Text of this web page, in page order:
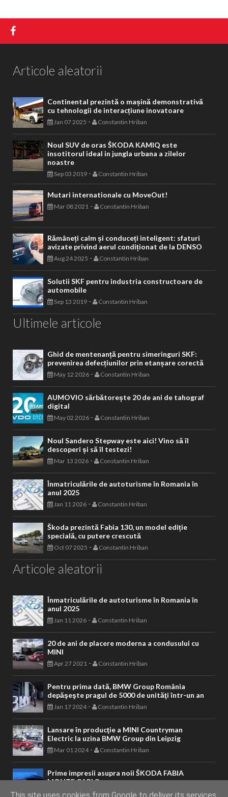
Articole aleatorii
Continental prezintă o mașină demonstrativă
cu tehnologii de interacțiune inovatoare
Jan 07 2025 - Constantin Hriban
Noul SUV de oras ŠKODA KAMIQ este
insotitorul ideal in jungla urbana a zilelor
noastre
Sep 03 2019 - Constantin Hriban
Mutari internationale cu MoveOut!
Mar 08 2021 - Constantin Hriban
Rămâneți calm și conduceți inteligent: sfaturi
avizate privind aerul condiționat de la DENSO
Aug 24 2025 - Constantin Hriban
Solutii SKF pentru industria constructoare de
automobile
Sep 13 2019 - Constantin Hriban
Ultimele articole
Ghid de mentenanță pentru simeringuri SKF:
prevenirea defecțiunilor prin etanșare corectă
May 12 2026 - Constantin Hriban
AUMOVIO sărbătorește 20 de ani de tahograf
digital
May 02 2026 - Constantin Hriban
Noul Sandero Stepway este aici! Vino să îl
descoperi și să îl testezi!
Mar 13 2026 - Constantin Hriban
Înmatriculările de autoturisme în Romania în
anul 2025
Jan 11 2026 - Constantin Hriban
Škoda prezintă Fabia 130, un model ediție
specială, cu putere crescută
Oct 07 2025 - Constantin Hriban
Articole aleatorii
Înmatriculările de autoturisme în Romania în
anul 2025
Jan 11 2026 - Constantin Hriban
20 de ani de placere moderna a condusului cu
MINI
Apr 27 2021 - Constantin Hriban
Pentru prima dată, BMW Group România
depăşeşte pragul de 5000 de unităţi într-un an
Jan 17 2024- Constantin Hriban
Lansare în producţie a MINI Countryman
Electric la uzina BMW Group din Leipzig
Mar 01 2024- Constantin Hriban
Prime impresii asupra noii ŠKODA FABIA
MONTE CARLO
Feb 04 2022- Constantin Hriban